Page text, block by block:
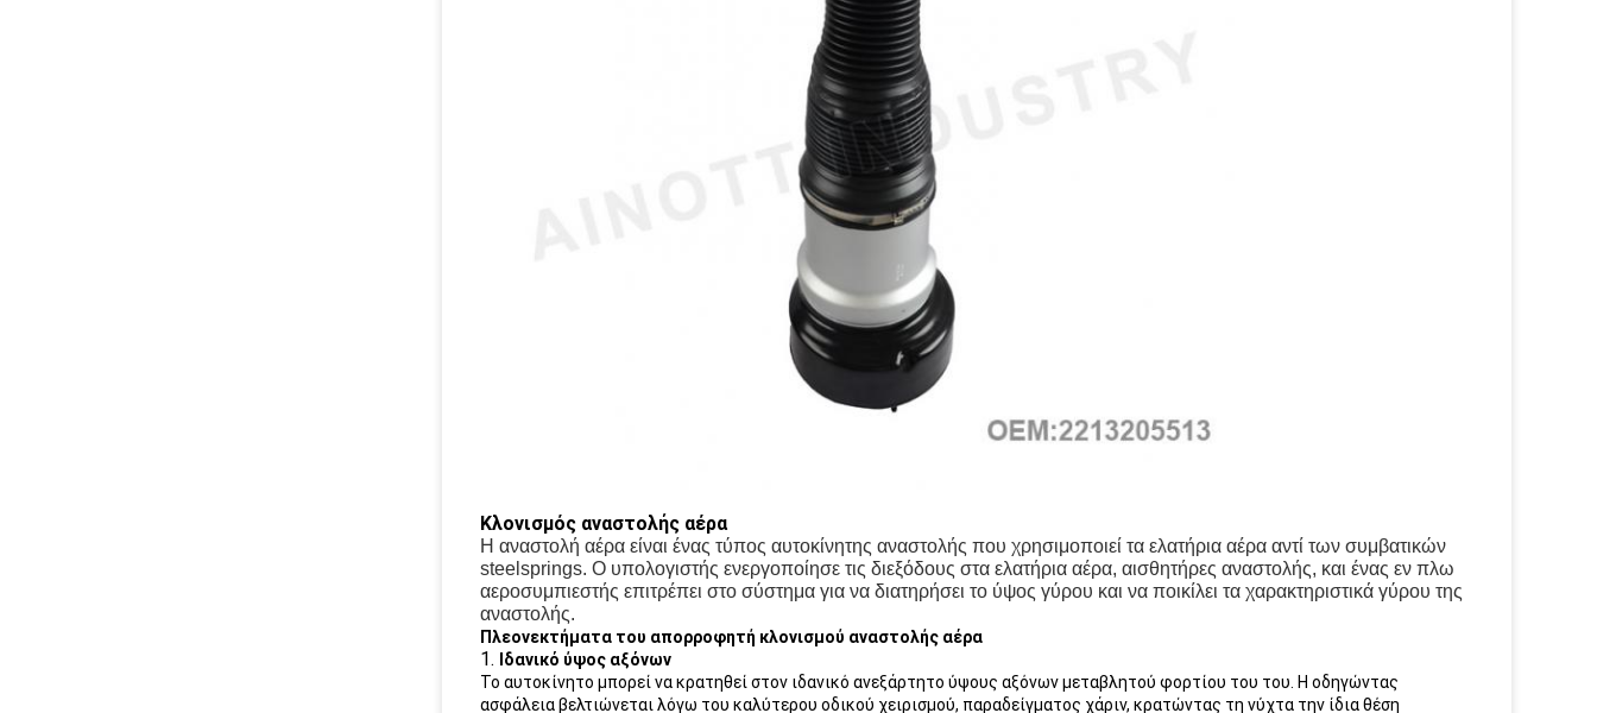
Κλονισμός αναστολής αέρα
Η αναστολή αέρα είναι ένας τύπος αυτοκίνητης αναστολής που χρησιμοποιεί τα ελατήρια αέρα αντί των συμβατικών
steelsprings. Ο υπολογιστής ενεργοποίησε τις διεξόδους στα ελατήρια αέρα, αισθητήρες αναστολής, και ένας εν πλω
αεροσυμπιεστής επιτρέπει στο σύστημα για να διατηρήσει το ύψος γύρου και να ποικίλει τα χαρακτηριστικά γύρου της
αναστολής.
Πλεονεκτήματα του απορροφητή κλονισμού αναστολής αέρα
1.
Ιδανικό ύψος αξόνων
Το αυτοκίνητο μπορεί να κρατηθεί στον ιδανικό ανεξάρτητο ύψους αξόνων μεταβλητού φορτίου του του. Η οδηγώντας
ασφάλεια βελτιώνεται λόγω του καλύτερου οδικού χειρισμού, παραδείγματος χάριν, κρατώντας τη νύχτα την ίδια θέση